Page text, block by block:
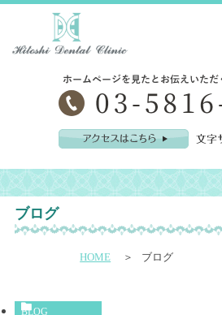
ブログ
HOME ブログ
BLOG